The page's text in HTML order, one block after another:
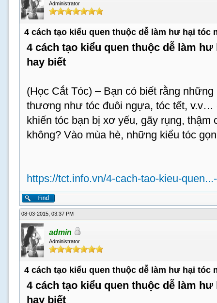
Administrator
4 cách tạo kiểu quen thuộc dễ làm hư hại tóc
4 cách tạo kiểu quen thuộc dễ làm
hay biết
(Học Cắt Tóc) – Bạn có biết rằng
thương như tóc đuôi ngựa, tóc tết, v.v…
khiến tóc bạn bị xơ yếu, gãy rụng, thậm
không? Vào mùa hè, những kiểu tóc
https://tct.info.vn/4-cach-tao-kieu-
08-03-2015, 03:37 PM
admin
Administrator
4 cách tạo kiểu quen thuộc dễ làm hư hại tóc
4 cách tạo kiểu quen thuộc dễ làm
hay biết